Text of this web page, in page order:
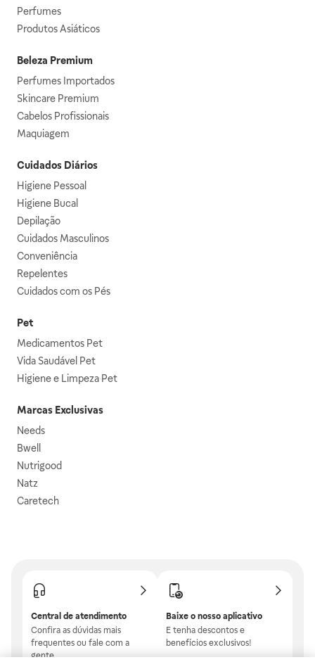
Perfumes
Produtos Asiáticos
Beleza Premium
Perfumes Importados
Skincare Premium
Cabelos Profissionais
Maquiagem
Cuidados Diários
Higiene Pessoal
Higiene Bucal
Depilação
Cuidados Masculinos
Conveniência
Repelentes
Cuidados com os Pés
Pet
Medicamentos Pet
Vida Saudável Pet
Higiene e Limpeza Pet
Marcas Exclusivas
Needs
Bwell
Nutrigood
Natz
Caretech
Central de atendimento
Confira as dúvidas mais
frequentes ou fale com a
gente.
Baixe o nosso aplicativo
E tenha descontos e
benefícios exclusivos!